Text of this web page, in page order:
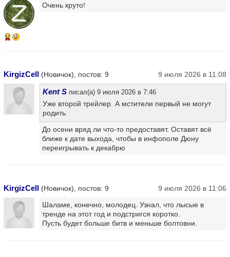
17
Очень круто!
KirgizCell (Новичок), постов: 9 9 июля 2026 в 11:08
Kent S писал(а) 9 июля 2026 в 7:46
Уже второй трейлер. А мстители первый не могут
родить
До осени вряд ли что-то предоставят. Оставят всё
ближе к дате выхода, чтобы в инфополе Дюну
переигрывать к декабрю
KirgizCell (Новичок), постов: 9
9 июля 2026 в 11:06
Шаламе, конечно, молодец. Узнал, что лысые в
тренде на этот год и подстригся коротко.
Пусть будет больше битв и меньше болтовни.